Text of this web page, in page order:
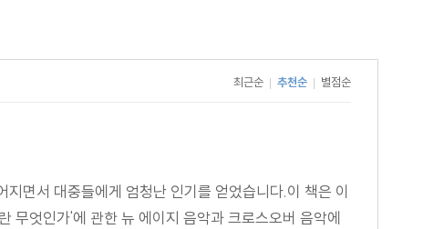
최근순 추천순 별점순
면서 대중들에게 엄청난 인기를 얻었습니다.이 책은 이
무엇인가'에 관한 뉴 에이지 음악과 크로스오버 음악에